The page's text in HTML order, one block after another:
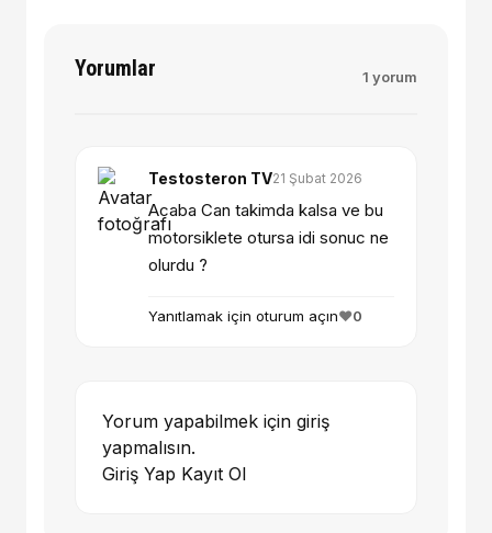
Yorumlar 1 yorum
Testosteron TV21 Şubat 2026
Acaba Can takimda kalsa ve bu
motorsiklete otursa idi sonuc ne
olurdu ?
Yanıtlamak için oturum açın❤️0
Yorum yapabilmek için giriş
yapmalısın.
Giriş Yap Kayıt Ol